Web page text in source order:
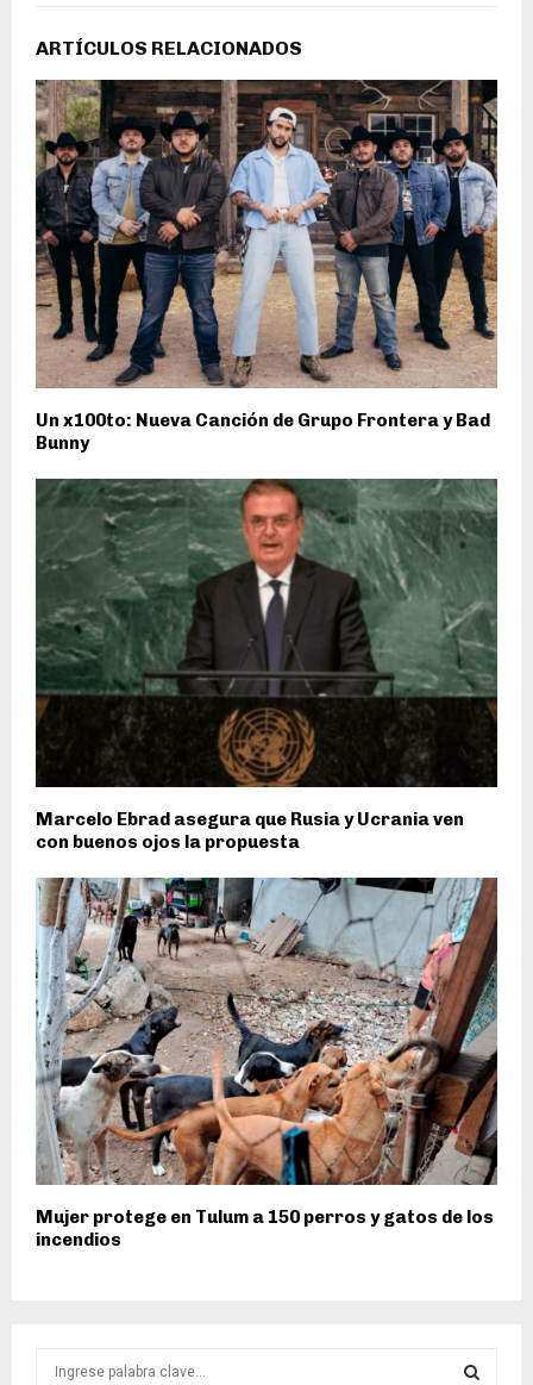
ARTÍCULOS RELACIONADOS
Un x100to: Nueva Canción de Grupo Frontera y Bad
Bunny
Marcelo Ebrad asegura que Rusia y Ucrania ven
con buenos ojos la propuesta
Mujer protege en Tulum a 150 perros y gatos de los
incendios